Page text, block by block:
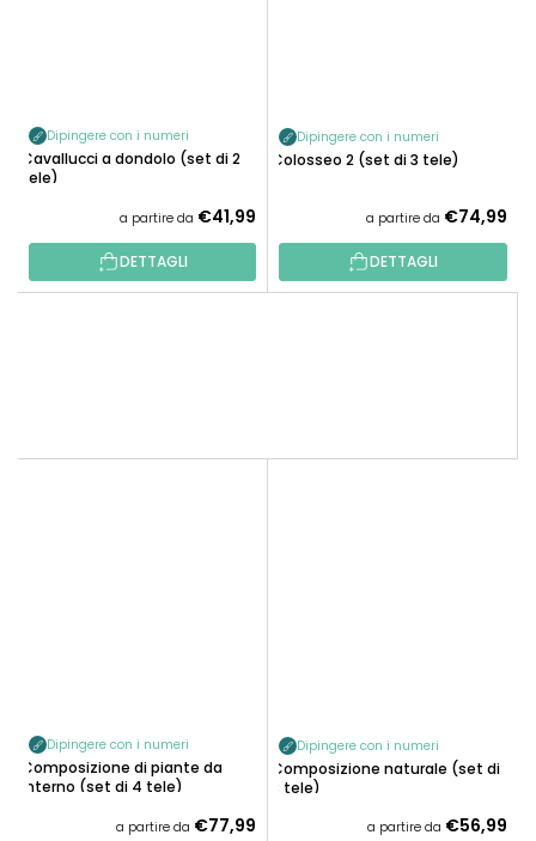
Dipingere con i numeri
Cavallucci a dondolo (set di 2
tele)
a partire da €41,99
DETTAGLI
Dipingere con i numeri
Colosseo 2 (set di 3 tele)
a partire da €74,99
DETTAGLI
Dipingere con i numeri
Composizione di piante da
interno (set di 4 tele)
a partire da €77,99
Dipingere con i numeri
Composizione naturale (set di
3 tele)
a partire da €56,99